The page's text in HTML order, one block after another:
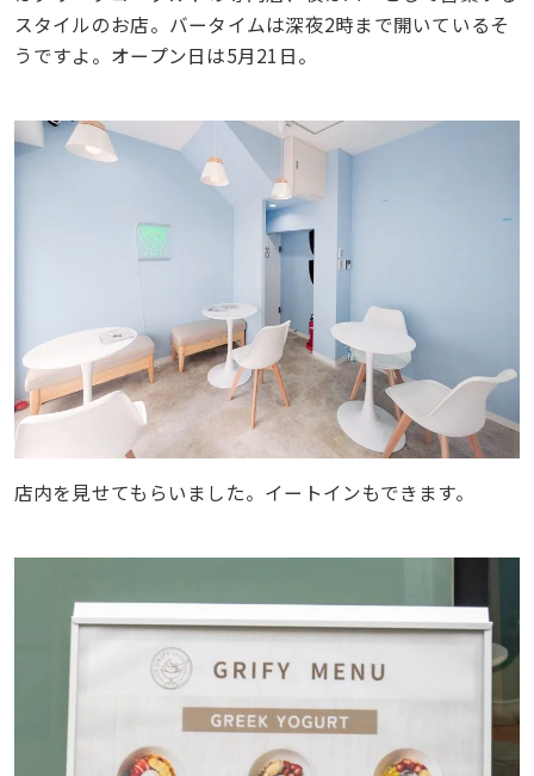
スタイルのお店。バータイムは深夜2時まで開いているそ
うですよ。オープン日は5月21日。
店内を見せてもらいました。イートインもできます。